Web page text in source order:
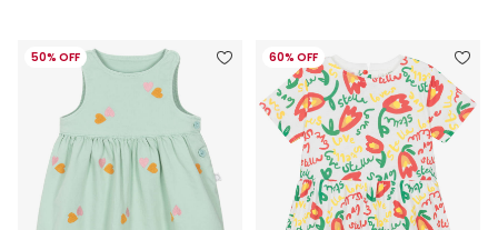
50% OFF 60% OFF